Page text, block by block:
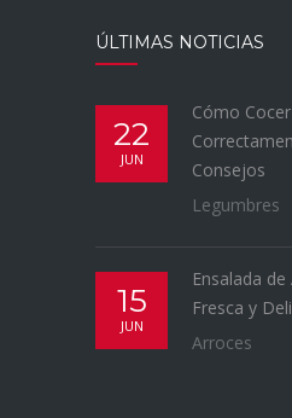
ÚLTIMAS NOTICIAS
22
JUN
Cómo
Consejos
Legumbres
15
JUN
Ensalada
Fresca y
Arroces